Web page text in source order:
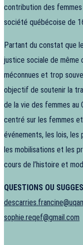
contribution des
société québécoise de
Partant du constat que
justice sociale de même
méconnues et trop
objectif de soutenir la
de la vie des femmes au
centré sur les femmes
événements, les lois,
les mobilisations et les
cours de l’histoire et
QUESTIONS OU
sophie.reqef@gmail.com